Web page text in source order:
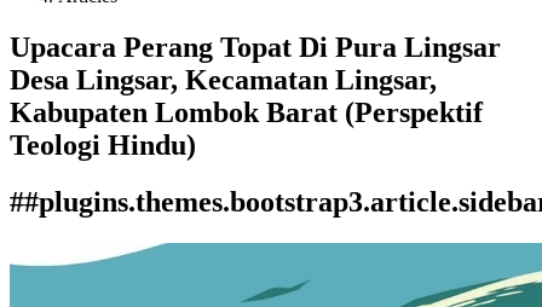
Upacara Perang Topat Di Pura Lingsar
Desa Lingsar, Kecamatan Lingsar,
Kabupaten Lombok Barat (Perspektif
Teologi Hindu)